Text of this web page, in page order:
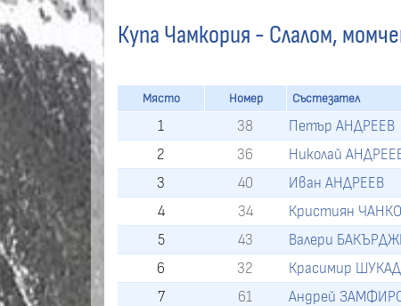
Купа Чамкория - Слалом,
Място Номер Състезател
1 38 Петър АНДРЕЕВ
2 36 Николай
3 40 Иван АНДРЕЕВ
4 34 Кристиян
5 43 Валери
6 32 Красимир
7 61 Андрей